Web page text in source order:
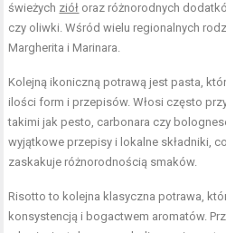
świeżych ziół oraz różnorodnych
czy oliwki. Wśród wielu regionalnych
Margherita i Marinara.
Kolejną ikoniczną potrawą jest pasta,
ilości form i przepisów. Włosi często
takimi jak pesto, carbonara czy
wyjątkowe przepisy i lokalne składniki,
zaskakuje różnorodnością smaków.
Risotto to kolejna klasyczna potrawa,
konsystencją i bogactwem aromatów.